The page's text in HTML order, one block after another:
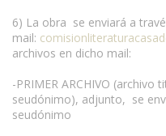
6) La obra se enviará a
mail:
archivos en dicho mail:
-PRIMER ARCHIVO
seudónimo), adjunto, se
seudónimo